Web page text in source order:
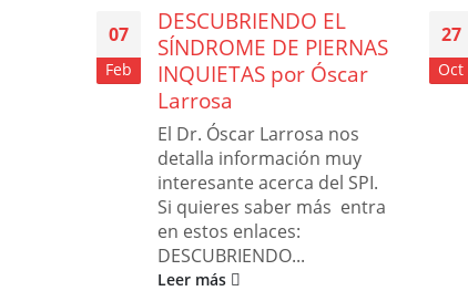
07
Feb
DESCUBRIENDO EL
SÍNDROME DE PIERNAS
INQUIETAS por Óscar
Larrosa
El Dr. Óscar Larrosa nos
detalla información muy
interesante acerca del SPI.
Si quieres saber más entra
en estos enlaces:
DESCUBRIENDO...
Leer más
27
Oct